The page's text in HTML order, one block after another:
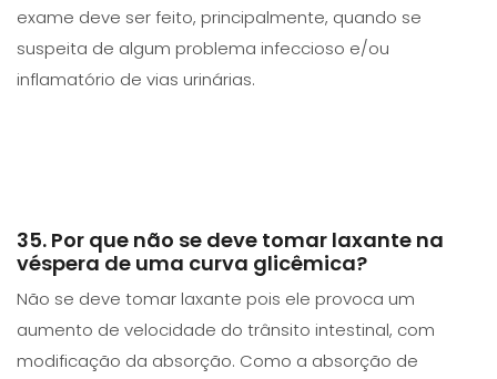
exame deve ser feito, principalmente, quando se
suspeita de algum problema infeccioso e/ou
inflamatório de vias urinárias.
35. Por que não se deve tomar laxante na
véspera de uma curva glicêmica?
Não se deve tomar laxante pois ele provoca um
aumento de velocidade do trânsito intestinal, com
modificação da absorção. Como a absorção de